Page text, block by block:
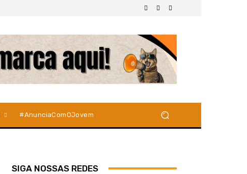
#AnunciaComOJovem
SIGA NOSSAS REDES